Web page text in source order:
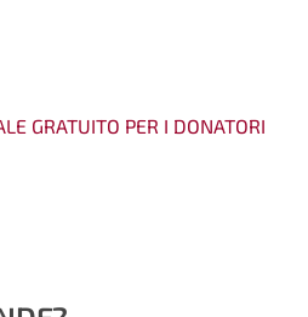
GRATUITO PER I DONATORI